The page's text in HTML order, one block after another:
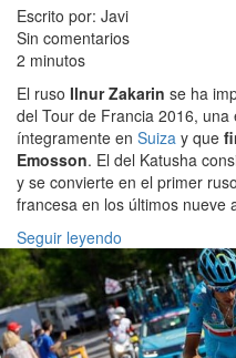
Escrito por: Javi
Sin comentarios
2 minutos
El ruso Ilnur Zakarin se ha
del Tour de Francia 2016,
íntegramente en Suiza y que
Emosson. El del Katusha
y se convierte en el primer
francesa en los últimos nueve
Seguir leyendo